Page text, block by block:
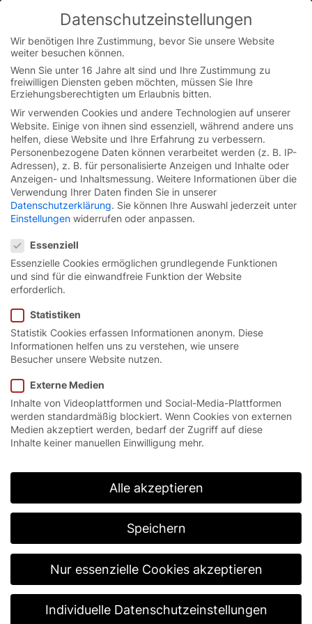
You are currently on the Austrian German website.
Switch to the English version.
Skip
content
Startseite / Mediathek Serie EFAPROTECT
Videos zu Toren der Serie
EFAPROTECT
Schnelllauf-Spiraltor
EFA-SST® Efficient.
By loading the video, you agree to YouTube's privacy
policy.
Learn more
Load video
EFAFLEX EFA-SST® Efficient
– Serie EFAPROTECT
Einzigartig: Schmale Zargen und
Widerstandsklasse 2. Das EFA-SST® Efficient
ist ein platzsparendes und federloses
Datenschutzeinstellungen
Wir benötigen Ihre Zustimmung, bevor Sie unsere Website
weiter besuchen können.
Wenn Sie unter 16 Jahre alt sind und Ihre Zustimmung zu
freiwilligen Diensten geben möchten, müssen Sie Ihre
Erziehungsberechtigten um Erlaubnis bitten.
Wir verwenden Cookies und andere Technologien auf unserer
Website. Einige von ihnen sind essenziell, während andere uns
helfen, diese Website und Ihre Erfahrung zu verbessern.
Personenbezogene Daten können verarbeitet werden (z. B. IP-
Adressen), z. B. für personalisierte Anzeigen und Inhalte oder
Anzeigen- und Inhaltsmessung. Weitere Informationen über die
Verwendung Ihrer Daten finden Sie in unserer
Datenschutzerklärung. Sie können Ihre Auswahl jederzeit unter
Einstellungen widerrufen oder anpassen.
Essenziell
Essenzielle Cookies ermöglichen grundlegende Funktionen
und sind für die einwandfreie Funktion der Website
erforderlich.
Statistiken
Statistik Cookies erfassen Informationen anonym. Diese
Informationen helfen uns zu verstehen, wie unsere
Besucher unsere Website nutzen.
Externe Medien
Inhalte von Videoplattformen und Social-Media-Plattformen
werden standardmäßig blockiert. Wenn Cookies von externen
Medien akzeptiert werden, bedarf der Zugriff auf diese
Inhalte keiner manuellen Einwilligung mehr.
Alle akzeptieren
Speichern
Nur essenzielle Cookies akzeptieren
Individuelle Datenschutzeinstellungen